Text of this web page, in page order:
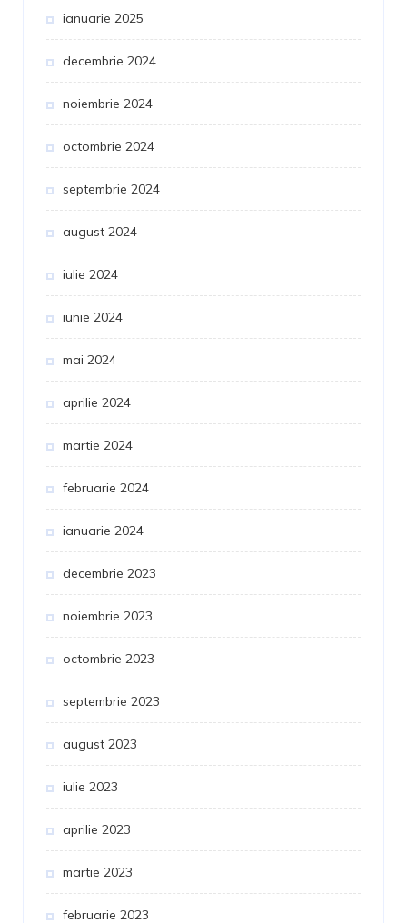
ianuarie 2025
decembrie 2024
noiembrie 2024
octombrie 2024
septembrie 2024
august 2024
iulie 2024
iunie 2024
mai 2024
aprilie 2024
martie 2024
februarie 2024
ianuarie 2024
decembrie 2023
noiembrie 2023
octombrie 2023
septembrie 2023
august 2023
iulie 2023
aprilie 2023
martie 2023
februarie 2023